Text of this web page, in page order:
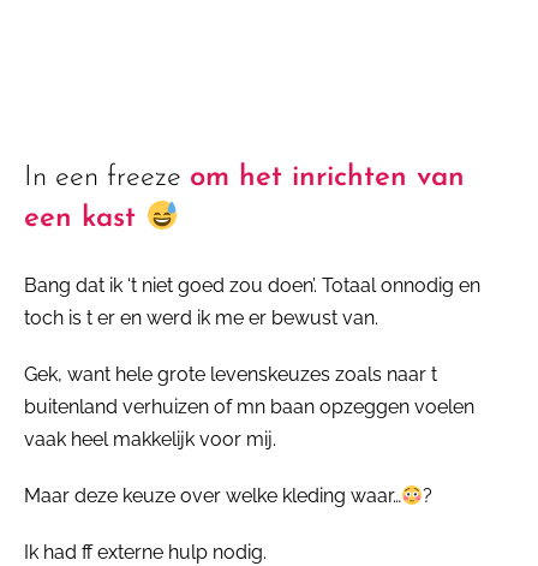
In een freeze om het inrichten van
een kast
Bang dat ik ‘t niet goed zou doen’. Totaal onnodig en
toch is t er en werd ik me er bewust van.
Gek, want hele grote levenskeuzes zoals naar t
buitenland verhuizen of mn baan opzeggen voelen
vaak heel makkelijk voor mij.
Maar deze keuze over welke kleding waar… ?
Ik had ff externe hulp nodig.